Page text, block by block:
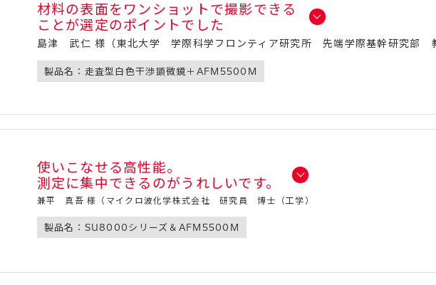
材料の表面をワンショットで撮影できる
ことが選定のポイントでした
島津 武仁 様（東北大学 学際科学フロンティア研究所 先端学際基幹研究部
製品名：走査型白色干渉顕微鏡＋AFM5500M
使いこなせる高性能。
測定に集中できるのがうれしいです。
兼平 真吾 様（マイクロ波化学株式会社 研究員 博士（工学）
製品名：SU8000シリーズ＆AFM5500M